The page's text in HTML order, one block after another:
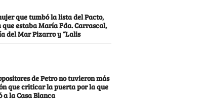
que tumbó la lista del Pacto,
que estaba María Fda. Carrascal,
del Mar Pizarro y “Lalis
de Petro no tuvieron más
que criticar la puerta por la que
a la Casa Blanca